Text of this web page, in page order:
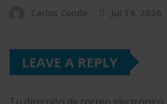
Carlos Conde Jul 14, 2026
LEAVE A REPLY